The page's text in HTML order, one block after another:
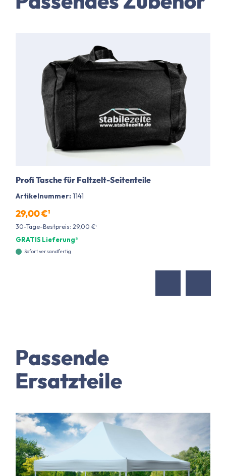
Profi Tasche für Faltzelt-Seitenteile
Artikelnummer:1141
29,00 €¹
30-Tage-Bestpreis: 29,00 €¹
GRATIS Lieferung²
Sofort versandfertig
Passende
Ersatzteile